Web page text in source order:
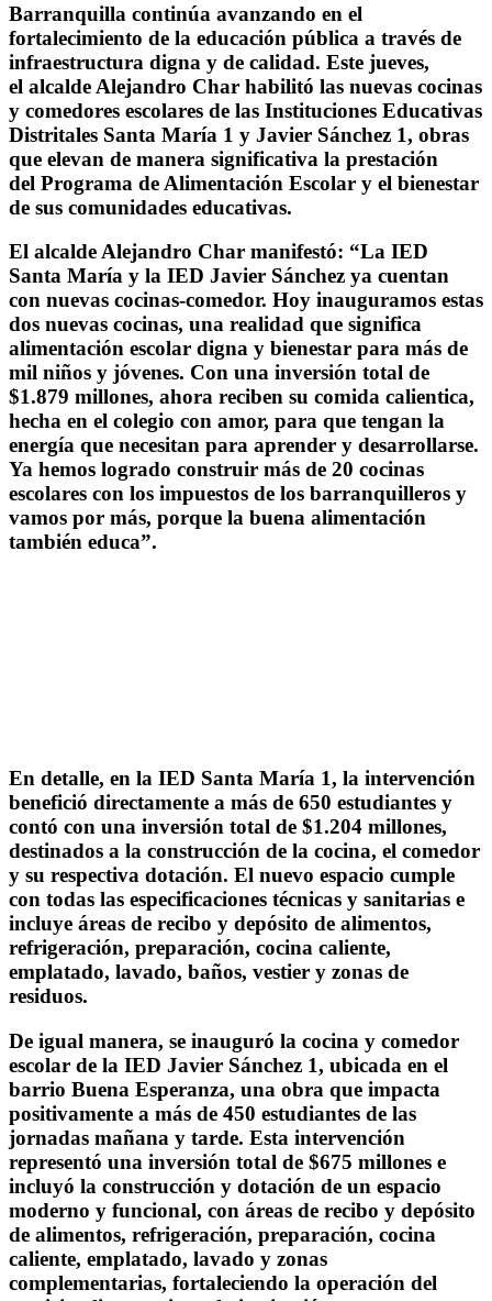
Barranquilla continúa avanzando en el
fortalecimiento de la educación pública a través de
infraestructura digna y de calidad. Este jueves,
el alcalde Alejandro Char habilitó las nuevas cocinas
y comedores escolares de las Instituciones Educativas
Distritales Santa María 1 y Javier Sánchez 1, obras
que elevan de manera significativa la prestación
del Programa de Alimentación Escolar y el bienestar
de sus comunidades educativas.
El alcalde Alejandro Char manifestó: “La IED
Santa María y la IED Javier Sánchez ya cuentan
con nuevas cocinas-comedor. Hoy inauguramos estas
dos nuevas cocinas, una realidad que significa
alimentación escolar digna y bienestar para más de
mil niños y jóvenes. Con una inversión total de
$1.879 millones, ahora reciben su comida calientica,
hecha en el colegio con amor, para que tengan la
energía que necesitan para aprender y desarrollarse.
Ya hemos logrado construir más de 20 cocinas
escolares con los impuestos de los barranquilleros y
vamos por más, porque la buena alimentación
también educa”.
En detalle, en la IED Santa María 1, la intervención
benefició directamente a más de 650 estudiantes y
contó con una inversión total de $1.204 millones,
destinados a la construcción de la cocina, el comedor
y su respectiva dotación. El nuevo espacio cumple
con todas las especificaciones técnicas y sanitarias e
incluye áreas de recibo y depósito de alimentos,
refrigeración, preparación, cocina caliente,
emplatado, lavado, baños, vestier y zonas de
residuos.
De igual manera, se inauguró la cocina y comedor
escolar de la IED Javier Sánchez 1, ubicada en el
barrio Buena Esperanza, una obra que impacta
positivamente a más de 450 estudiantes de las
jornadas mañana y tarde. Esta intervención
representó una inversión total de $675 millones e
incluyó la construcción y dotación de un espacio
moderno y funcional, con áreas de recibo y depósito
de alimentos, refrigeración, preparación, cocina
caliente, emplatado, lavado y zonas
complementarias, fortaleciendo la operación del